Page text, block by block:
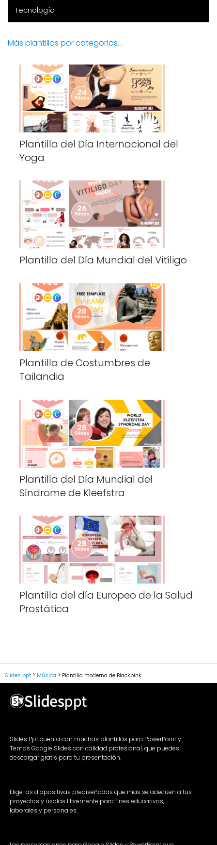
Tecnología
Más plantillas por categorías...
Plantilla del Día Internacional del
Yoga
Plantilla del Día Mundial del Vitíligo
Plantilla de Costumbres de
Tailandia
Plantilla del Día Mundial del
Síndrome de Kleefstra
Plantilla del día Europeo de la Salud
Prostática
Slides ppt Música Plantilla moderna de Blackpink
Slides Ppt cuenta con muchas plantillas para PowerPoint y
Temas Google Slides con calidad profesional, que puedes
descargar gratis para tu presentación.
Elige las diapositivas prediseñadas que mas se adecuen a tus
proyectos y úsalas libremente para fines educativos,
laborales y personales.